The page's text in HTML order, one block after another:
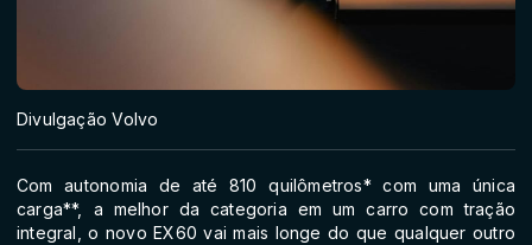
Divulgação Volvo
Com autonomia de até 810 quilômetros* com uma única
carga**, a melhor da categoria em um carro com tração
integral, o novo EX60 vai mais longe do que qualquer outro